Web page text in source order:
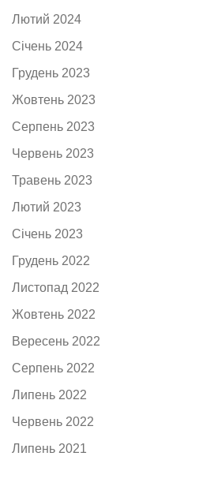
Лютий 2024
Січень 2024
Грудень 2023
Жовтень 2023
Серпень 2023
Червень 2023
Травень 2023
Лютий 2023
Січень 2023
Грудень 2022
Листопад 2022
Жовтень 2022
Вересень 2022
Серпень 2022
Липень 2022
Червень 2022
Липень 2021